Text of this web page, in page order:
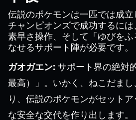
伝説のポケモンは一匹では成
チャンピオンズで成功するには
素早さ操作、そして「ゆびを
なせるサポート陣が必要です。
ガオガエン: サポート界の絶対
最高）」。いかく、ねこだまし
り、伝説のポケモンがセット
な安全な交代を作り出します。